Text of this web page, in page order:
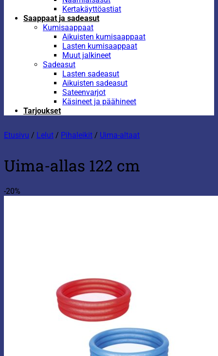
Kertakäyttöastiat
Saappaat ja sadeasut
Kumisaappaat
Aikuisten kumisaappaat
Lasten kumisaappaat
Muut jalkineet
Sadeasut
Lasten sadeasut
Aikuisten sadeasut
Sateenvarjot
Käsineet ja päähineet
Tarjoukset
Etusivu / Lelut / Pihaleikit / Uima-altaat
Uima-allas 122 cm
-20%